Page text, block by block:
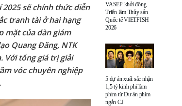
2025 sẽ chính thức diễn
tranh tài ở hai hạng
mặt của dàn giám
Quang Đăng, NTK
Với tổng giá trị giải
vóc chuyên nghiệp
VASEP khởi động
Triển lãm Thủy sản
Quốc tế VIETFISH
2026
5 dự án xuất sắc nhận
1,5 tỷ kinh phí làm
phim từ Dự án phim
ngắn CJ